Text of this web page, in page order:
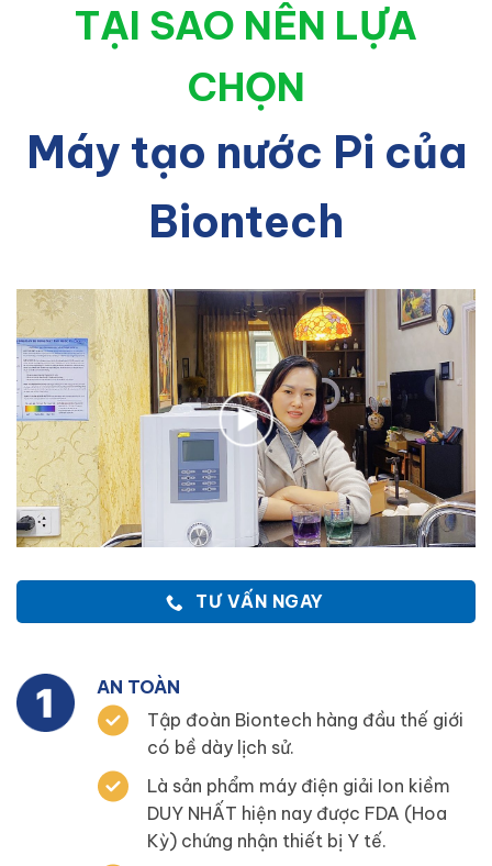
TẠI SAO NÊN LỰA
CHỌN
Máy tạo nước Pi của
Biontech
TƯ VẤN NGAY
AN TOÀN
Tập đoàn Biontech hàng đầu thế giới
có bề dày lịch sử.
Là sản phẩm máy điện giải Ion kiềm
DUY NHẤT hiện nay được FDA (Hoa
Kỳ) chứng nhận thiết bị Y tế.